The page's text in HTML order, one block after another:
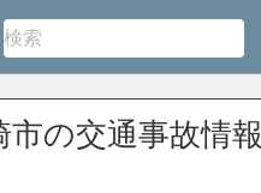
市の交通事故情報